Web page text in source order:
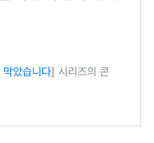
았습니다] 시리즈의 콘